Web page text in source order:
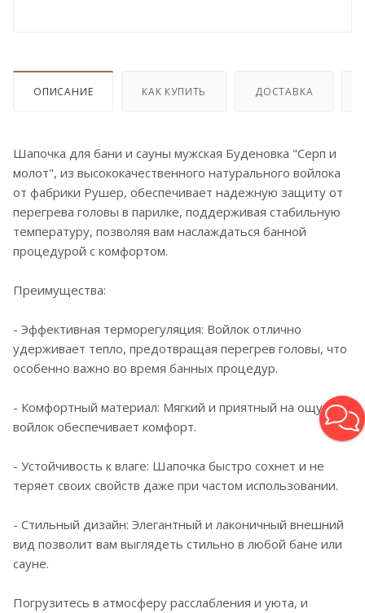
ОПИСАНИЕ КАК КУПИТЬ ДОСТАВКА
Шапочка для бани и сауны мужская Буденовка "Серп и
молот", из высококачественного натурального войлока
от фабрики Рушер, обеспечивает надежную защиту от
перегрева головы в парилке, поддерживая стабильную
температуру, позволяя вам наслаждаться банной
процедурой с комфортом.
Преимущества:
- Эффективная терморегуляция: Войлок отлично
удерживает тепло, предотвращая перегрев головы, что
особенно важно во время банных процедур.
- Комфортный материал: Мягкий и приятный на ощупь
войлок обеспечивает комфорт.
- Устойчивость к влаге: Шапочка быстро сохнет и не
теряет своих свойств даже при частом использовании.
- Стильный дизайн: Элегантный и лаконичный внешний
вид позволит вам выглядеть стильно в любой бане или
сауне.
Погрузитесь в атмосферу расслабления и уюта, и